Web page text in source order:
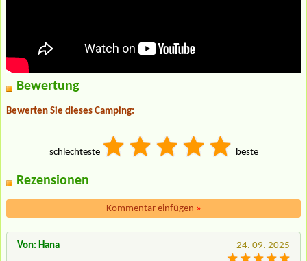
Bewertung
Bewerten Sie dieses Camping:
schlechteste beste
Rezensionen
Kommentar einfügen »
24. 09. 2025
Von: Hana